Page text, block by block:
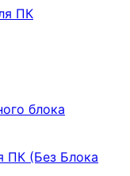
ПК
блока
ПК (Без Блока